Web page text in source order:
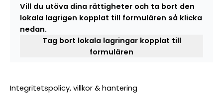
Vill du utöva dina rättigheter och ta bort den
lokala lagrigen kopplat till formulären så klicka
nedan.
Tag bort lokala lagringar kopplat till
formulären
Integritetspolicy, villkor & hantering